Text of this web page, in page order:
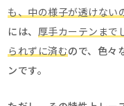
も、中の様子が透けない
には、 厚手カーテンまで
られずに済むので、色々
ンです。